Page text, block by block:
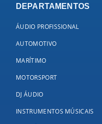
DEPARTAMENTOS
ÁUDIO PROFISSIONAL
AUTOMOTIVO
MARÍTIMO
MOTORSPORT
DJ ÁUDIO
INSTRUMENTOS MÚSICAIS